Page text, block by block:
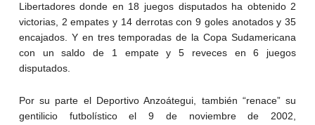
Libertadores donde en 18 juegos disputados ha obtenido 2
victorias, 2 empates y 14 derrotas con 9 goles anotados y 35
encajados. Y en tres temporadas de la Copa Sudamericana
con un saldo de 1 empate y 5 reveces en 6 juegos
disputados.
Por su parte el Deportivo Anzoátegui, también “renace” su
gentilicio futbolístico el 9 de noviembre de 2002,